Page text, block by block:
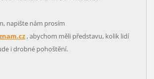
napište nám prosím
, abychom měli představu, kolik lidí
i drobné pohoštění.